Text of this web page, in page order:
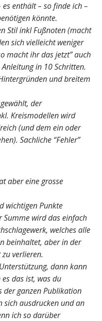
enthält – so finde ich –
könnte.
Stil inkl Fußnoten (macht
sich vielleicht weniger
macht ihr das jetzt” auch
in 10 Schritten.
und breitem
der
Kreismodellen wird
(und dem ein oder
Sachliche “Fehler”
aber eine grosse
wichtigen Punkte
Summe wird das einfach
welches alle
beinhaltet, aber in der
verlieren.
dann kann
das ist, was du
der ganzen Publikation
sich ausdrucken und an
ich so darüber